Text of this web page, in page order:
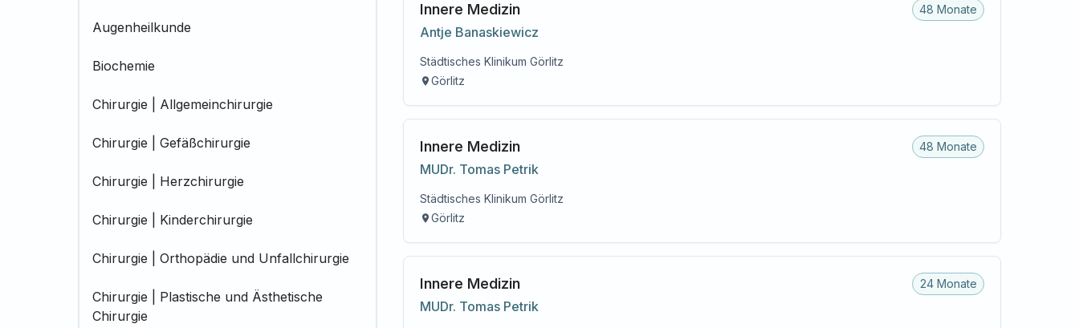
Augenheilkunde
Biochemie
Chirurgie | Allgemeinchirurgie
Chirurgie | Gefäßchirurgie
Chirurgie | Herzchirurgie
Chirurgie | Kinderchirurgie
Chirurgie | Orthopädie und Unfallchirurgie
Chirurgie | Plastische und Ästhetische
Chirurgie
Innere Medizin
Antje Banaskiewicz
48 Monate
Städtisches Klinikum Görlitz
Görlitz
Innere Medizin
MUDr. Tomas Petrik
48 Monate
Städtisches Klinikum Görlitz
Görlitz
Innere Medizin
MUDr. Tomas Petrik
24 Monate